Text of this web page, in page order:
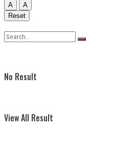
No Result
View All Result
A
A
Reset